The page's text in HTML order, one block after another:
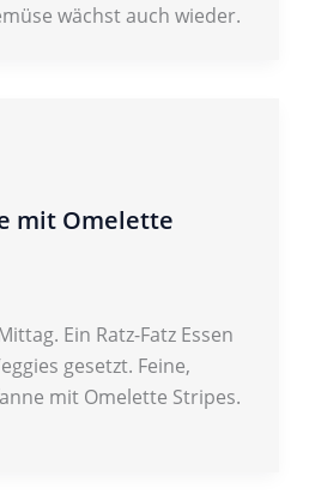
wächst auch wieder.
mit Omelette
Ein Ratz-Fatz Essen
gesetzt. Feine,
mit Omelette Stripes.